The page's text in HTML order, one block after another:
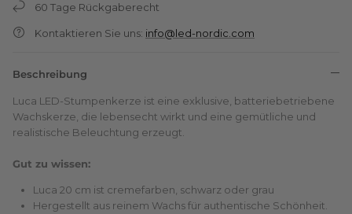
60 Tage Rückgaberecht
Kontaktieren Sie uns: info@led-nordic.com
Beschreibung
Luca LED-Stumpenkerze ist eine exklusive, batteriebetriebene
Wachskerze, die lebensecht wirkt und eine gemütliche und
realistische Beleuchtung erzeugt.
Gut zu wissen:
Luca 20 cm ist cremefarben, schwarz oder grau
Hergestellt aus reinem Wachs für authentische Schönheit.